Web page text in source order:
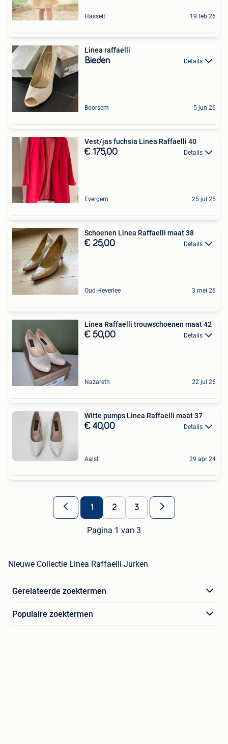
Hasselt 19 feb 26
Linea raffaelli
Bieden Details
Boorsem 5 jun 26
Vest/jas fuchsia Linea Raffaelli 40
€ 175,00 Details
Evergem 25 jul 25
Schoenen Linea Raffaelli maat 38
€ 25,00 Details
Oud-Heverlee 3 mei 26
Linea Raffaelli trouwschoenen maat 42
€ 50,00 Details
Nazareth 22 jul 26
Witte pumps Linea Raffaelli maat 37
€ 40,00 Details
Aalst 29 apr 24
1 2 3
Pagina 1 van 3
Nieuwe Collectie Linea Raffaelli Jurken
Gerelateerde zoektermen
Populaire zoektermen